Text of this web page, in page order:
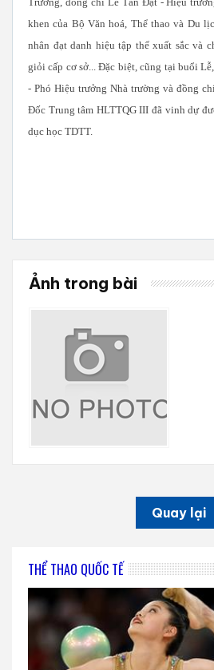
khen của Bộ Văn hoá, Thể thao và Du
nhân đạt danh hiệu tập thể xuất sắc và
giỏi cấp cơ sở... Đặc biệt, cũng tại buổi
- Phó Hiệu trưởng Nhà trường và đồng
Đốc Trung tâm HLTTQG III đã vinh dự
dục học TDTT.
Ảnh trong bài
Quay lại
THỂ THAO QUỐC TẾ